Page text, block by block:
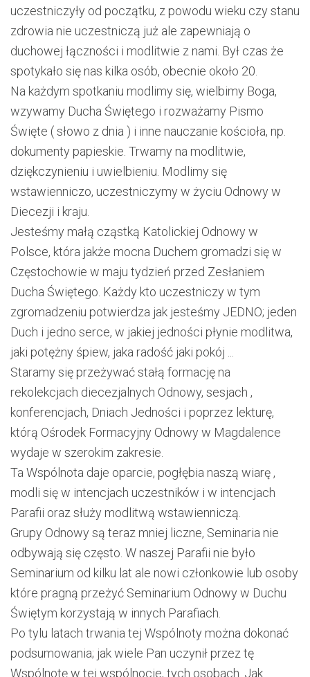
uczestniczyły od początku, z powodu wieku czy stanu
zdrowia nie uczestniczą już ale zapewniają o
duchowej łączności i modlitwie z nami. Był czas że
spotykało się nas kilka osób, obecnie około 20.
Na każdym spotkaniu modlimy się, wielbimy Boga,
wzywamy Ducha Świętego i rozważamy Pismo
Święte ( słowo z dnia ) i inne nauczanie kościoła, np.
dokumenty papieskie. Trwamy na modlitwie,
dziękczynieniu i uwielbieniu. Modlimy się
wstawienniczo, uczestniczymy w życiu Odnowy w
Diecezji i kraju.
Jesteśmy małą cząstką Katolickiej Odnowy w
Polsce, która jakże mocna Duchem gromadzi się w
Częstochowie w maju tydzień przed Zesłaniem
Ducha Świętego. Każdy kto uczestniczy w tym
zgromadzeniu potwierdza jak jesteśmy JEDNO; jeden
Duch i jedno serce, w jakiej jedności płynie modlitwa,
jaki potężny śpiew, jaka radość jaki pokój ...
Staramy się przeżywać stałą formację na
rekolekcjach diecezjalnych Odnowy, sesjach ,
konferencjach, Dniach Jedności i poprzez lekturę,
którą Ośrodek Formacyjny Odnowy w Magdalence
wydaje w szerokim zakresie.
Ta Wspólnota daje oparcie, pogłębia naszą wiarę ,
modli się w intencjach uczestników i w intencjach
Parafii oraz służy modlitwą wstawienniczą.
Grupy Odnowy są teraz mniej liczne, Seminaria nie
odbywają się często. W naszej Parafii nie było
Seminarium od kilku lat ale nowi członkowie lub osoby
które pragną przeżyć Seminarium Odnowy w Duchu
Świętym korzystają w innych Parafiach.
Po tylu latach trwania tej Wspólnoty można dokonać
podsumowania; jak wiele Pan uczynił przez tę
Wspólnotę w tej wspólnocie, tych osobach. Jak